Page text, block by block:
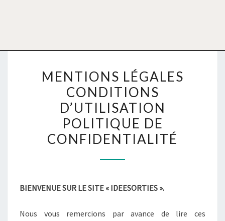
MENTIONS LÉGALES
CONDITIONS
D’UTILISATION
POLITIQUE DE
CONFIDENTIALITÉ
BIENVENUE SUR LE SITE « IDEESORTIES ».
Nous vous remercions par avance de lire ces